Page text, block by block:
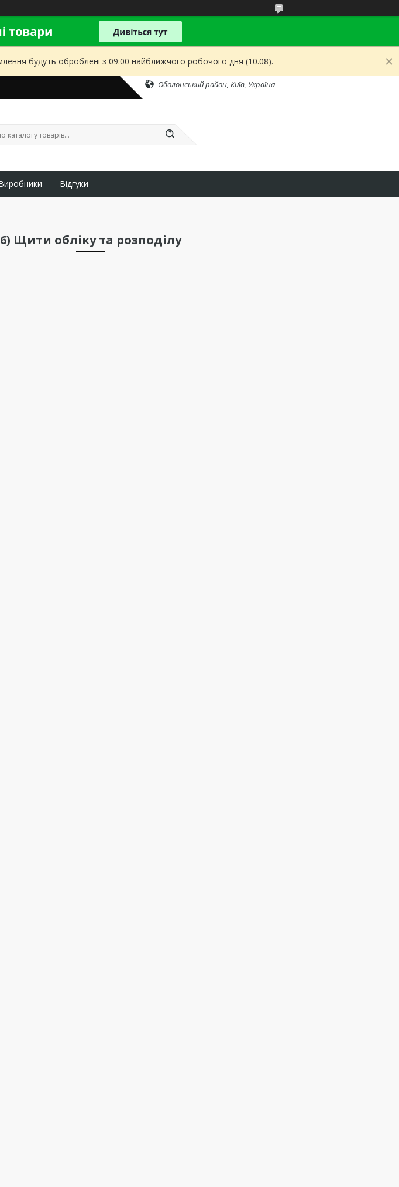
будуть оброблені з 09:00 найближчого робочого дня (10.08).
Оболонський район, Київ, Україна
Відгуки
6) Щити обліку та розподілу